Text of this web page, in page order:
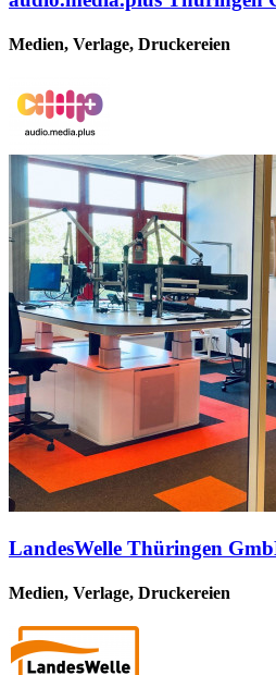
Medien, Verlage, Druckereien
LandesWelle Thüringen
Medien, Verlage, Druckereien